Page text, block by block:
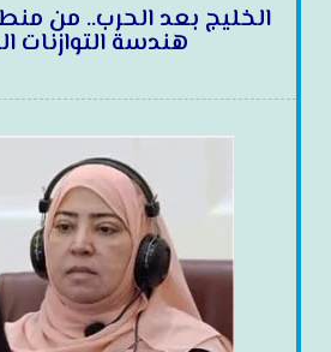
الخليج بعد الحرب.. من
هندسة التوازنات